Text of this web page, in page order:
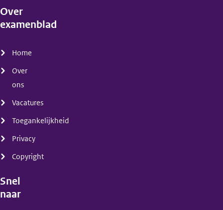
Over
examenblad
Home
Over
ons
Vacatures
Toegankelijkheid
Privacy
Copyright
Snel
naar